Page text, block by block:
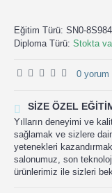
Eğitim Türü: SN0-
Diploma Türü: Stokta
0 yorum
SIZE ÖZEL
Yılların deneyimi ve
sağlamak ve sizlere
yetenekleri
salonumuz, son
ürünlerimiz ile sizleri